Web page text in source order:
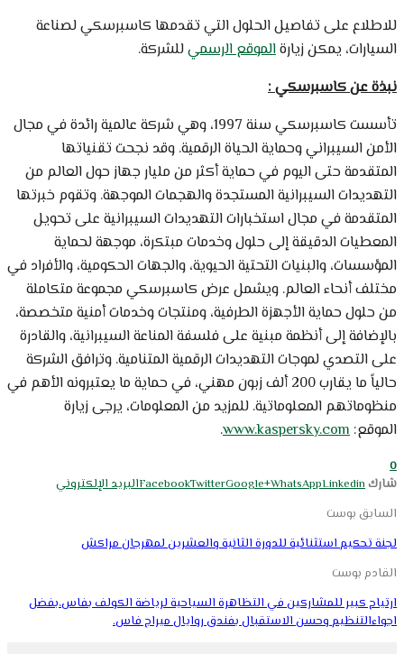
للاطلاع على تفاصيل الحلول التي تقدمها كاسبرسكي لصناعة
السيارات، يمكن زيارةالموقع الرسميللشركة.
نبذة عن كاسبرسكي :
تأسست كاسبرسكي سنة 1997، وهي شركة عالمية رائدة في مجال
الأمن السيبراني وحماية الحياة الرقمية. وقد نجحت تقنياتها
المتقدمة حتى اليوم في حماية أكثر من مليار جهاز حول العالم من
التهديدات السيبرانية المستجدة والهجمات الموجهة. وتقوم خبرتها
المتقدمة في مجال استخبارات التهديدات السيبرانية على تحويل
المعطيات الدقيقة إلى حلول وخدمات مبتكرة، موجهة لحماية
المؤسسات، والبنيات التحتية الحيوية، والجهات الحكومية، والأفراد في
مختلف أنحاء العالم. ويشمل عرض كاسبرسكي مجموعة متكاملة
من حلول حماية الأجهزة الطرفية، ومنتجات وخدمات أمنية متخصصة،
بالإضافة إلى أنظمة مبنية على فلسفة المناعة السيبرانية، والقادرة
على التصدي لموجات التهديدات الرقمية المتنامية. وترافق الشركة
حالياً ما يقارب 200 ألف زبون مهني، في حماية ما يعتبرونه الأهم في
منظوماتهم المعلوماتية. للمزيد من المعلومات، يرجى زيارة
الموقع: www.kaspersky.com
.
0
شارك
FacebookTwitterGoogle+WhatsAppLinkedin
البريد الإلكتروني
السابق بوست
لجنة تحكيم استثنائية للدورة الثانية والعشرين لمهرجان مراكش
القادم بوست
ارتياح كبير للمشاركين في التظاهرة السياحية لرياضة الكولف بفاس،بفضل
اجواءالتنظيم وحسن الاستقبال بفندق روايال ميراج فاس.